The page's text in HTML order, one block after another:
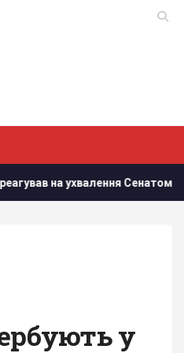
Сенатом США законопроєкту
у